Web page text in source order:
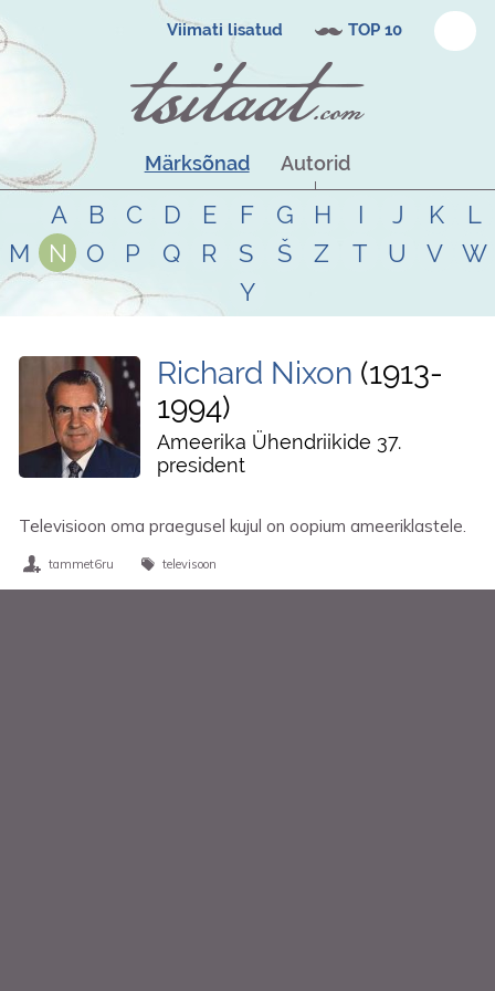
Viimati lisatud TOP 10
Märksõnad Autorid
A B C D E F G H I J K
L
M
N O P Q R S Š Z T U V
W
Y
Richard Nixon 1913-
1994
Ameerika Ühendriikide 37.
president
Televisioon oma praegusel kujul on oopium ameeriklastele.
tammet6ru televisoon